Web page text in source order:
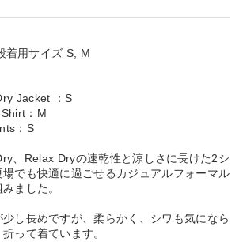
着用サイズ S, M
Jacket ：S
：M
：S
、Relax Dryの速乾性と涼しさに長けた2シ
場でも快適に過ごせるカジュアルフォーマル
ました。
し長めですが、柔らかく、シワも気になら
って着ています。